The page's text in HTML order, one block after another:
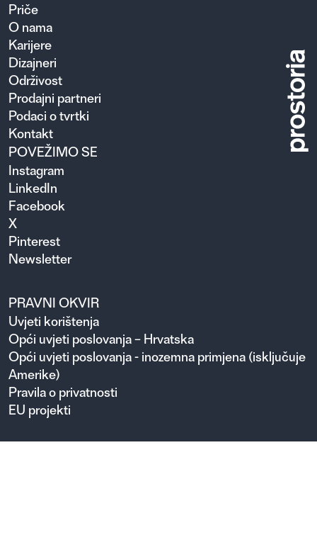
Priče
O nama
Karijere
Dizajneri
Održivost
Prodajni partneri
Podaci o tvrtki
Kontakt
POVEŽIMO SE
Instagram
LinkedIn
Facebook
X
Pinterest
Newsletter
PRAVNI OKVIR
Uvjeti korištenja
Opći uvjeti poslovanja – Hrvatska
Opći uvjeti poslovanja - inozemna primjena (isključuje
Amerike)
Pravila o privatnosti
EU projekti